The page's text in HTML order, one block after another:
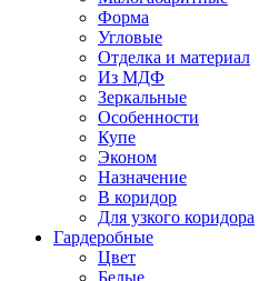
Форма
Угловые
Отделка и материал
Из МДФ
Зеркальные
Особенности
Купе
Эконом
Назначение
В коридор
Для узкого коридора
Гардеробные
Цвет
Белые